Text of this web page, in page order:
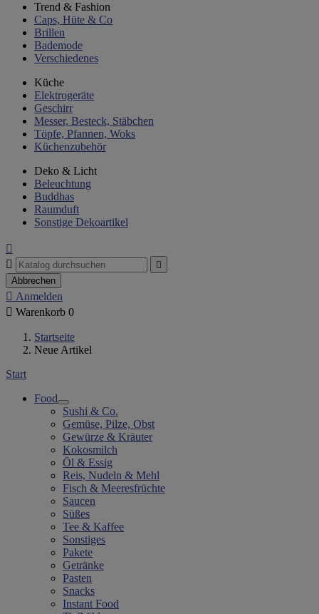
Trend & Fashion
Caps, Hüte & Co
Brillen
Bademode
Verschiedenes
Küche
Elektrogeräte
Geschirr
Messer, Besteck, Stäbchen
Töpfe, Pfannen, Woks
Küchenzubehör
Deko & Licht
Beleuchtung
Buddhas
Raumduft
Sonstige Dekoartikel



Abbrechen
 Anmelden
 Warenkorb 0
Startseite
Neue Artikel
Start
Food
Sushi & Co.
Gemüse, Pilze, Obst
Gewürze & Kräuter
Kokosmilch
Öl & Essig
Reis, Nudeln & Mehl
Fisch & Meeresfrüchte
Saucen
Süßes
Tee & Kaffee
Sonstiges
Pakete
Getränke
Pasten
Snacks
Instant Food